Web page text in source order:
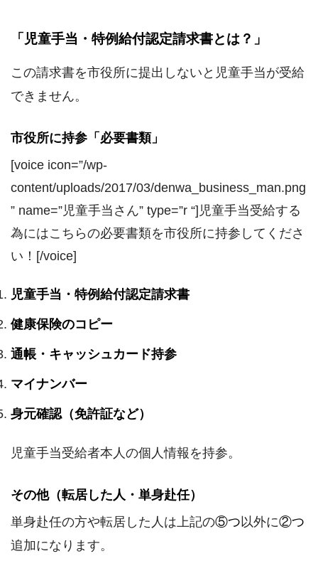
「児童手当・特例給付認定請求書とは？」
この請求書を市役所に提出しないと児童手当が受給
できません。
市役所に持参「必要書類」
[voice icon=”/wp-
content/uploads/2017/03/denwa_business_man.png
” name=”児童手当さん” type=”r “]児童手当受給する
為にはこちらの必要書類を市役所に持参してくださ
い！[/voice]
児童手当・特例給付認定請求書
健康保険のコピー
通帳・キャッシュカード持参
マイナンバー
身元確認（免許証など）
児童手当受給者本人の個人情報を持参。
その他（転居した人・単身赴任）
単身赴任の方や転居した人は上記の⑤つ以外に②つ
追加になります。